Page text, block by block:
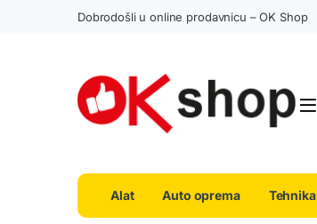
Dobrodošli u online prodavnicu – OK Shop
Alat Auto oprema Tehnika